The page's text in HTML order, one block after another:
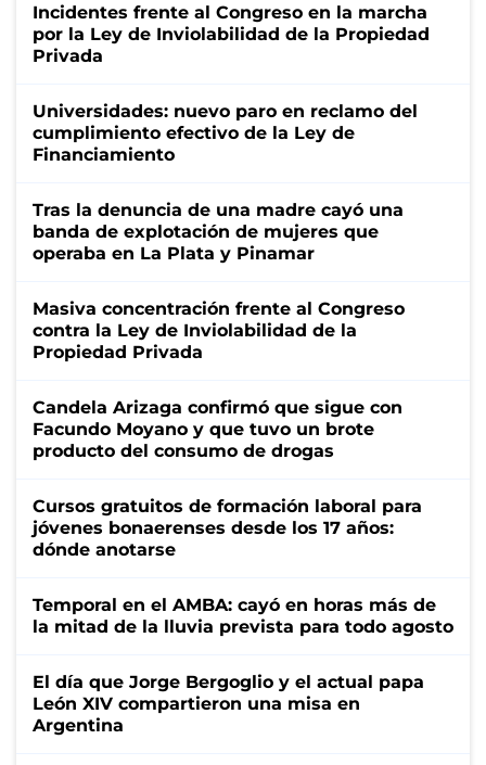
Incidentes frente al Congreso en la marcha
por la Ley de Inviolabilidad de la Propiedad
Privada
Universidades: nuevo paro en reclamo del
cumplimiento efectivo de la Ley de
Financiamiento
Tras la denuncia de una madre cayó una
banda de explotación de mujeres que
operaba en La Plata y Pinamar
Masiva concentración frente al Congreso
contra la Ley de Inviolabilidad de la
Propiedad Privada
Candela Arizaga confirmó que sigue con
Facundo Moyano y que tuvo un brote
producto del consumo de drogas
Cursos gratuitos de formación laboral para
jóvenes bonaerenses desde los 17 años:
dónde anotarse
Temporal en el AMBA: cayó en horas más de
la mitad de la lluvia prevista para todo agosto
El día que Jorge Bergoglio y el actual papa
León XIV compartieron una misa en
Argentina